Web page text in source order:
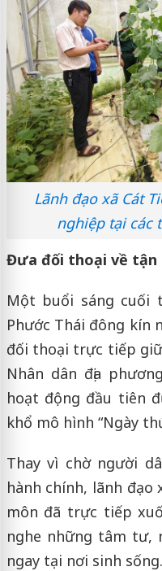
Lãnh đạo xã Cát
nghiệp tại các
Đưa đối thoại về tận
Một buổi sáng cuối
Phước Thái đông kín
đối thoại trực tiếp
Nhân dân địa
hoạt động đầu tiên
khổ mô hình “Ngày
Thay vì chờ người
hành chính, lãnh đạo
môn đã trực tiếp
nghe những tâm tư,
ngay tại nơi sinh sống.